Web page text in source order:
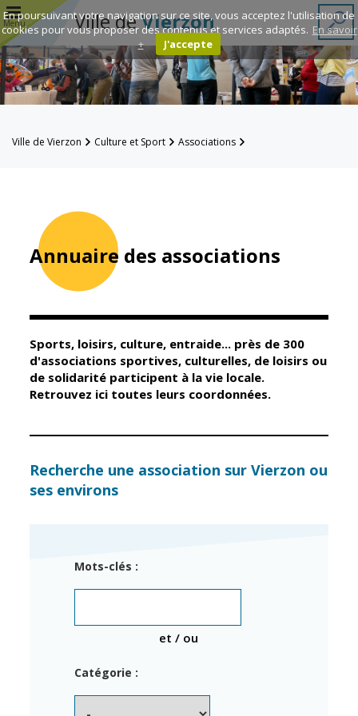
Menu Ville deVierzon
Annuaire des
associations
Espace
Famille
Contacts
Mairie
Élus
Municipal
Services de la
Ville
Cimetières
Titres
État civil
Enfance et
éducation
Guichet unique
enfance
Ville de Vierzon Culture et Sport Associations
Annuaire des associations
Sports, loisirs, culture, entraide... près de 300
d'associations sportives, culturelles, de loisirs ou
de solidarité participent à la vie locale.
Retrouvez ici toutes leurs coordonnées.
Recherche une association sur Vierzon ou
ses environs
Mots-clés :
et / ou
Catégorie :
En poursuivant votre navigation sur ce site, vous acceptez l'utilisation de
cookies pour vous proposer des contenus et services adaptés. En savoir
+
J'accepte